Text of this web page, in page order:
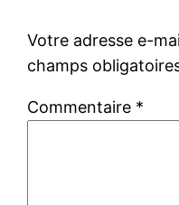
Votre adresse e-
champs
Commentaire *